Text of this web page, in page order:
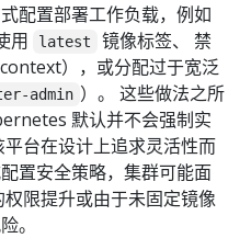
配置部署工作负载，例如
用
latest
镜像标签、 禁
），或分配过于宽泛
admin ）。 这些做法之所
默认并不会强制实
台在设计上追求灵活性而
置安全策略，集群可能面
限提升或由于未固定镜像
。